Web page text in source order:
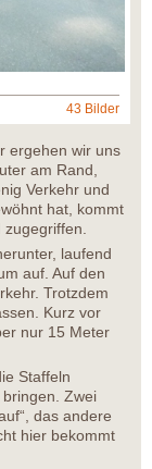
43 Bilder
ergehen wir uns
am Rand,
Verkehr und
hat, kommt
laufend
auf. Auf den
Trotzdem
Kurz vor
nur 15 Meter
Staffeln
Zwei
das andere
hier bekommt